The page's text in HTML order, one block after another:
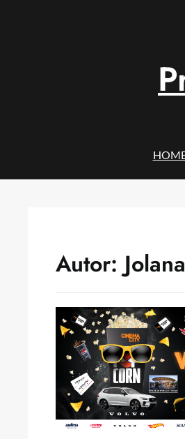
Autor: